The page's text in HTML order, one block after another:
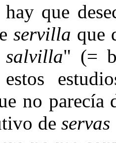
que
servilla que
salvilla" (=
no parecía
deservas